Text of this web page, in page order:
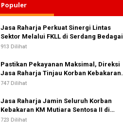
Populer
Jasa Raharja Perkuat Sinergi Lintas
Sektor Melalui FKLL di Serdang Bedagai
913 Dilihat
Pastikan Pekayanan Maksimal, Direksi
Jasa Raharja Tinjau Korban Kebakaran
KM Mutiara Sentosa II
747 Dilihat
Jasa Raharja Jamin Seluruh Korban
Kebakaran KM Mutiara Sentosa II di
Perairan Sumenep
723 Dilihat